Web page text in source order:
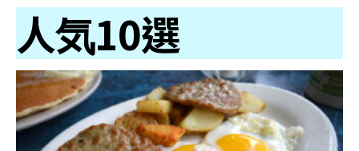
人気10選